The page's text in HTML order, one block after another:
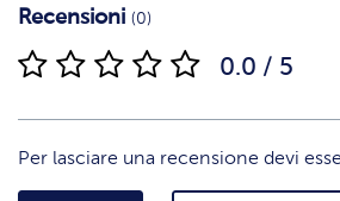
Recensioni (0)
0.0 / 5
Per lasciare una recensione devi